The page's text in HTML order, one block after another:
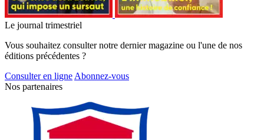
Le journal trimestriel
Vous souhaitez consulter notre dernier magazine ou l'une de nos
éditions précédentes ?
Consulter en ligne Abonnez-vous
Nos partenaires